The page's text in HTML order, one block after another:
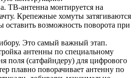
ТВ-антенна монтируется на
Крепежные хомуты затягиваются
оставить возможность поворота при
Это самый важный этап.
антенны по специальному
поля (сатфайндеру) для цифрового
плавно поворачивает антенну по